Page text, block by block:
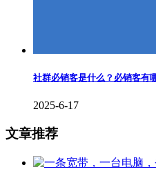
社群必销客是什么？必销客有
2025-6-17
文章推荐